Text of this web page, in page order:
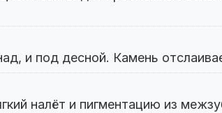
и под десной. Камень
налёт и пигментацию из